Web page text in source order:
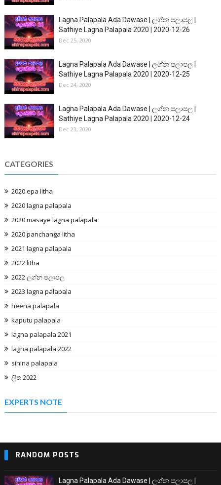
Lagna Palapala Ada Dawase | ලග්න පලාපල |
Sathiye Lagna Palapala 2020 | 2020-12-26
Dec 25, 2020
Lagna Palapala Ada Dawase | ලග්න පලාපල |
Sathiye Lagna Palapala 2020 | 2020-12-25
Dec 24, 2020
Lagna Palapala Ada Dawase | ලග්න පලාපල |
Sathiye Lagna Palapala 2020 | 2020-12-24
Dec 23, 2020
CATEGORIES
2020 epa litha
2020 lagna palapala
2020 masaye lagna palapala
2020 panchanga litha
2021 lagna palapala
2022 litha
2022 ලග්න පලාපල
2023 lagna palapala
heena palapala
kaputu palapala
lagna palapala 2021
lagna palapala 2022
sihina palapala
ලිත 2022
EXPERTS NOTE
RANDOM POSTS
Lagna Palapala Ada Dawase | ලග්න පලාපල |